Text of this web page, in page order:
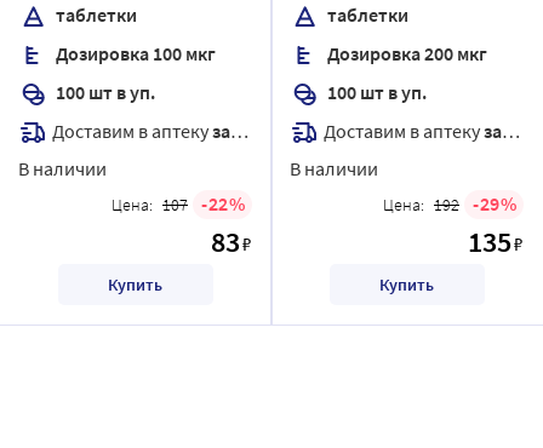
таблетки
Дозировка 100 мкг
100 шт в уп.
Доставим в аптекузавтра
В наличии
Цена: 107 22
83₽
Купить
таблетки
Дозировка 200 мкг
100 шт в уп.
Доставим в аптекузавтра
В наличии
Цена: 192 29
135₽
Купить